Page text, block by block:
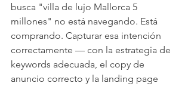
busca "villa de lujo Mallorca 5
millones" no está navegando. Está
comprando. Capturar esa intención
correctamente — con la estrategia de
keywords adecuada, el copy de
anuncio correcto y la landing page